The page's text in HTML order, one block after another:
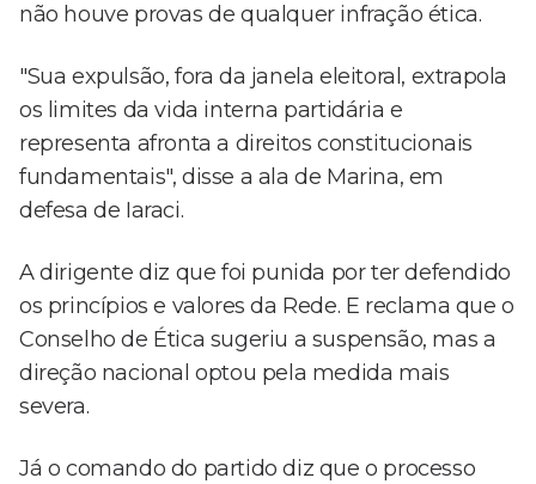
não houve provas de qualquer infração ética.
"Sua expulsão, fora da janela eleitoral, extrapola
os limites da vida interna partidária e
representa afronta a direitos constitucionais
fundamentais", disse a ala de Marina, em
defesa de Iaraci.
A dirigente diz que foi punida por ter defendido
os princípios e valores da Rede. E reclama que o
Conselho de Ética sugeriu a suspensão, mas a
direção nacional optou pela medida mais
severa.
Já o comando do partido diz que o processo